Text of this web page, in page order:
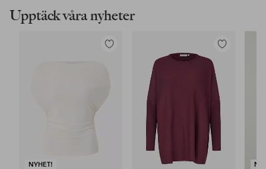
Upptäck våra nyheter
NYHET!
Lägg
Lägg
i
favoriter